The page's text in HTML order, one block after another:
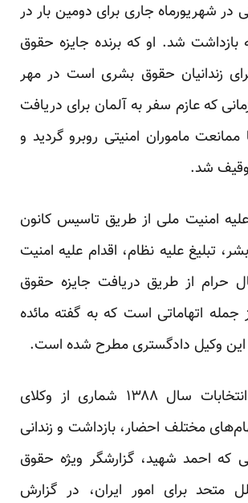
در شهریورماه جاری برای دومین بار در
شد. او که برنده جایزه حقوق
زندانیان حقوق بشری است در مهر
سال ۱۳۸۸ زمانی که عازم سفر به آلمان برای دریافت
ممانعت ماموران امنیتی روبرو گردید و
شد.
امنیت ملی از طریق تاسیس کانون
تبلیغ علیه نظام، اقدام علیه امنیت
از طریق دریافت جایزه حقوق
جمله اتهاماتی است که به گفته مائده
این وکیل دادگستری مطرح شده است.
بعد از حوادث انتخابات سال ۱۳۸۸ شماری از وکلای
مختلف احضار، بازداشت و زندانی
که احمد شهید، گزارشگر ویژه حقوق
متحد برای امور ایران، در گزارش